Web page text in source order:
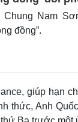
Chung Nam
đồng”.
giúp hạn
thức, Anh